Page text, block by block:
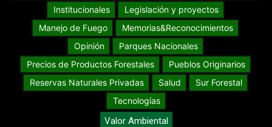
Institucionales
Legislación y proyectos
Manejo de Fuego
Memorias&Reconocimientos
Opinión
Parques Nacionales
Precios de Productos Forestales
Pueblos Originarios
Reservas Naturales Privadas
Salud
Sur Forestal
Tecnologías
Valor Ambiental